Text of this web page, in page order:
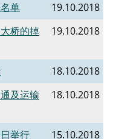
单
19.10.2018
桥的掉
19.10.2018
18.10.2018
及运输
18.10.2018
举行
15.10.2018